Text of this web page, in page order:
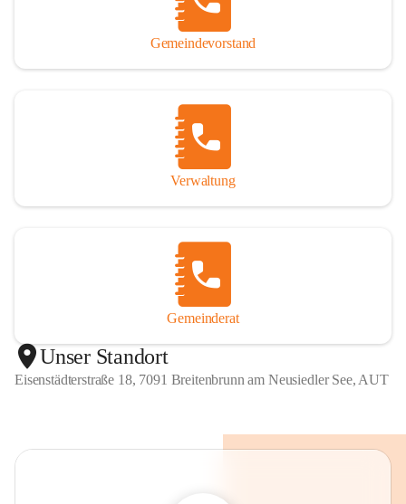
Gemeindevorstand
Verwaltung
Gemeinderat
Unser Standort
Eisenstädterstraße 18, 7091 Breitenbrunn am Neusiedler See, AUT